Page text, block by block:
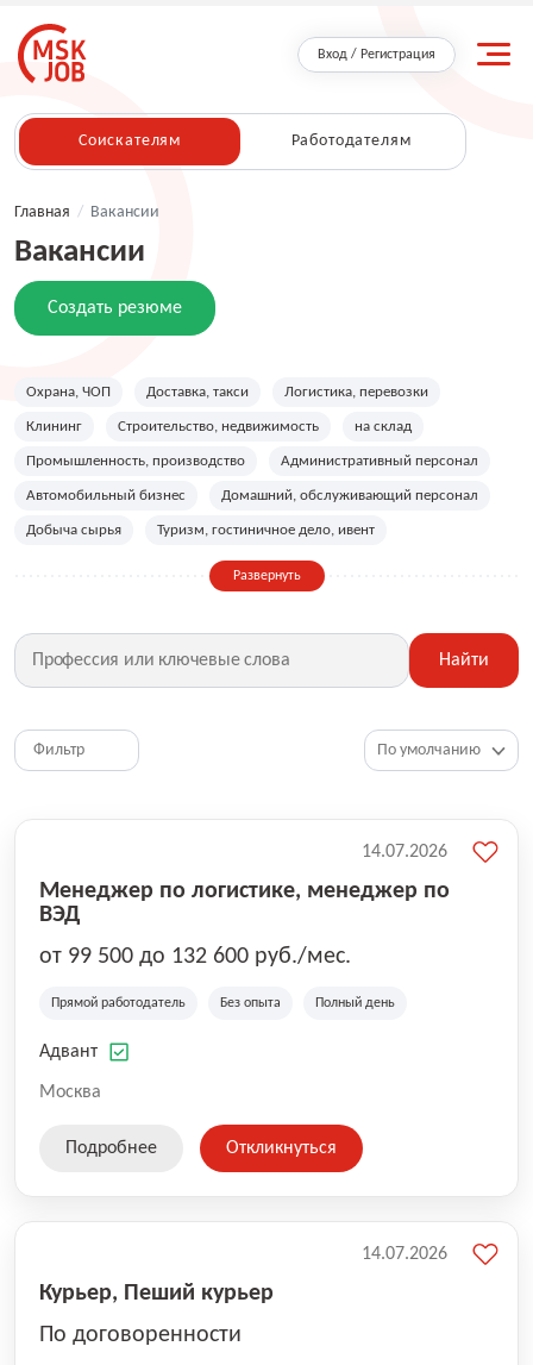
Вход / Регистрация
Соискателям Работодателям
Главная / Вакансии
Вакансии
Создать резюме
Охрана, ЧОП Доставка, такси Логистика, перевозки
Клининг Строительство, недвижимость на склад
Промышленность, производство Административный персонал
Автомобильный бизнес Домашний, обслуживающий персонал
Добыча сырья Туризм, гостиничное дело, ивент
Дизайн, искусство, ивент
Фитнес, красота, спорт Страхование
Медицина, фармацевтика Маркетинг, PR, реклама
HR, управление персоналом
Топ менеджмент, руководители
Развернуть
Найти
Фильтр
Менеджер по логистике, менеджер по
ВЭД
от 99 500 до 132 600 руб./мес.
Прямой работодатель Без опыта Полный день
Адвант
Москва
14.07.2026
Подробнее Откликнуться
Курьер, Пеший курьер
По договоренности
14.07.2026